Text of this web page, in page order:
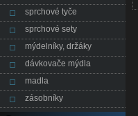
sprchové tyče
sprchové sety
mýdelníky, držáky
dávkovače mýdla
madla
zásobníky